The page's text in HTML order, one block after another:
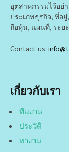
อุตสาหกรรมไว้อย่
ประเภทธุรกิจ, ที่อ
ถือหุ้น, แผนที่, ระย
Contact us:
เกี่ยวกับเรา
ทีมงาน
ประวัติ
หางาน